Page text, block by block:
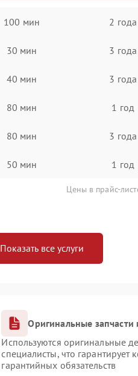
100 мин 2 года
30 мин 3 года
40 мин 3 года
80 мин 1 год
80 мин 3 года
50 мин 1 год
Цены в прайс-
Показать все услуги
Оригинальные
Используются оригинальные
специалисты, что
гарантийных обязательств